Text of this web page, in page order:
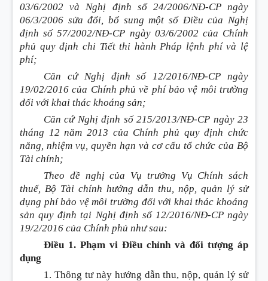
03/6/2002 và Nghị định số 24/2006/NĐ-CP ngày
06/3/2006 sửa đổi, bổ sung một số Điều của Nghị
định số 57/2002/NĐ-CP ngày 03/6/2002 của Chính
phủ quy định chi Tiếtthi hành Pháp lệnh phí và lệ
phí;
Căn cứ Nghị định số12/2016/NĐ-CP ngày
19/02/2016 của Chính phủ về phíbảo vệ môi trường
đối với khai thác khoáng sản;
Căn cứ Nghị định số215/2013/NĐ-CP ngày 23
tháng 12 năm 2013 của Chính phủ quy định chức
năng, nhiệm vụ, quyền hạn và cơ cấu tổ chức của Bộ
Tài chính;
Theo đề nghị của Vụ trưởng Vụ Chính sách
thuế, Bộ Tài chính hướng dẫn thu, nộp, quản lý sử
dụng phí bảo vệ môi trường đối với khai thác khoáng
sản quy định tại Nghị định số12/2016/NĐ-CP ngày
19/2/2016 của Chính phủ như sau:
Điều 1. Phạm vi Điều chỉnh và đối tượng áp
dụng
1. Thông tư này hướng dẫn thu, nộp, quản lý sử